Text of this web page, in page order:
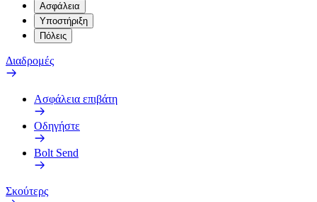
Ασφάλεια
Υποστήριξη
Πόλεις
Διαδρομές
Ασφάλεια επιβάτη
Οδηγήστε
Bolt Send
Σκούτερς